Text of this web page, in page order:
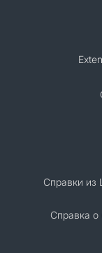
Справки из
Справка о